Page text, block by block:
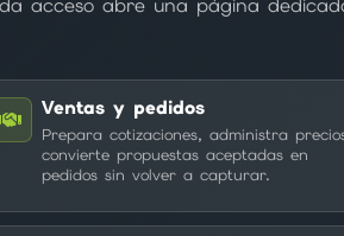
acceso abre una página
Ventas y pedidos
Prepara cotizaciones, administra
convierte propuestas aceptadas en
pedidos sin volver a capturar.